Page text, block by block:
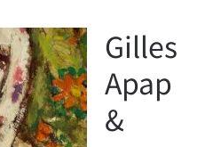
Gilles
Apap
&